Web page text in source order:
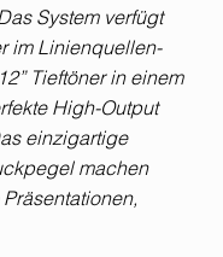
System verfügt
im Linienquellen-
Tieftöner in einem
High-Output
einzigartige
machen